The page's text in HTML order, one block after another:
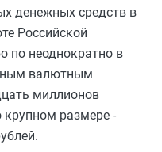
денежных средств в
Российской
по неоднократно в
валютным
миллионов
крупном размере -